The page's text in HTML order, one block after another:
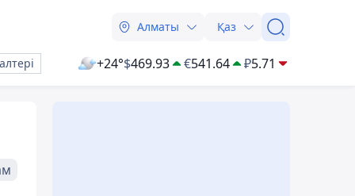
Алматы Қаз
+24°$469.93 €541.64 ₽5.71